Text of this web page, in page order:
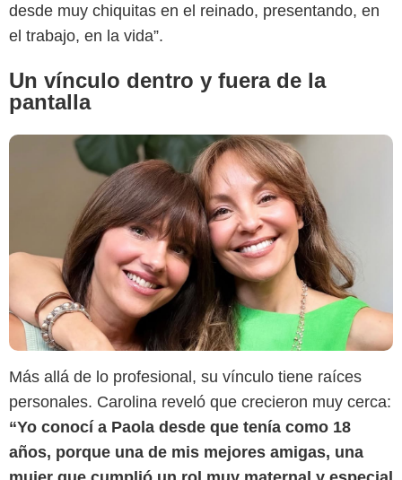
desde muy chiquitas en el reinado, presentando, en
el trabajo, en la vida”.
Un vínculo dentro y fuera de la
pantalla
Más allá de lo profesional, su vínculo tiene raíces
personales. Carolina reveló que crecieron muy cerca:
“Yo conocí a Paola desde que tenía como 18
años, porque una de mis mejores amigas, una